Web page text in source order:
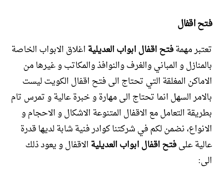
فتح اقفال
تعتبر مهمةفتح اقفال ابواب العديليةاغلاق الابواب الخاصة
بالمنازل و المباني والغرف والنوافذ والمكاتب و غيرها من
الاماكن المغلقة التي تحتاج الى فتح اقفال الكويت ليست
بالامر السهل انما تحتاج الى مهارة و خبرة عالية و تمرس تام
بطريقة التعامل مع الاقفال المتنوعة الاشكال و الاحجام و
الانواع، نضمن لكم في شركتنا كوادر فنية شابة لديها قدرة
عالية علىفتح اقفال ابواب العديليةالاقفال و يعود ذلك
الى: